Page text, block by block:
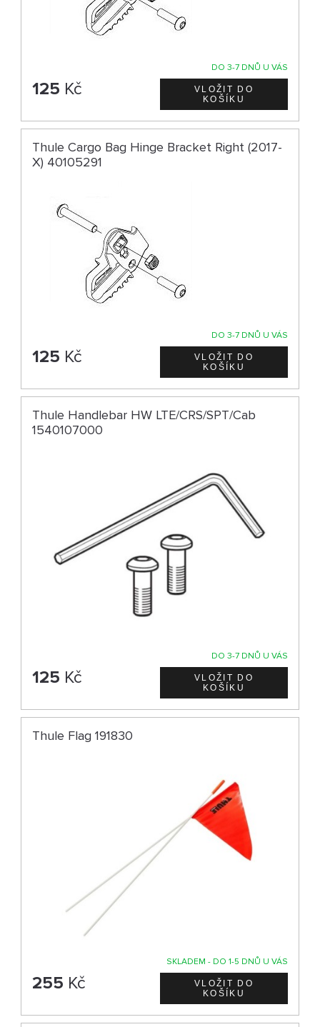
DO 3-7 DNŮ U VÁS
125 Kč
Thule Cargo Bag Hinge Bracket Right (2017-
X) 40105291
DO 3-7 DNŮ U VÁS
125 Kč
Thule Handlebar HW LTE/CRS/SPT/Cab
1540107000
DO 3-7 DNŮ U VÁS
125 Kč
Thule Flag 191830
SKLADEM - DO 1-5 DNŮ U VÁS
255 Kč